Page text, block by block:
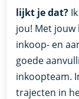
lijkt je dat?
jou! Met jouw
inkoop- en
goede
inkoopteam.
trajecten in